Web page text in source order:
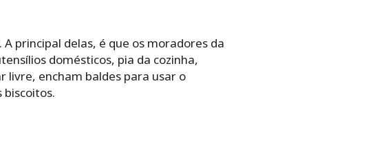
principal delas, é que os moradores da
domésticos, pia da cozinha,
livre, encham baldes para usar o